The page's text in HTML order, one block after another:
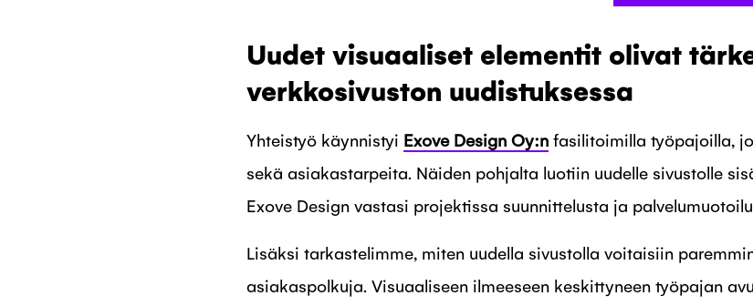
Uudet visuaaliset elementit olivat
verkkosivuston uudistuksessa
Yhteistyö käynnistyi Exove Design Oy:n fasilitoimilla työpajoilla,
sekä asiakastarpeita. Näiden pohjalta luotiin uudelle sivustolle
Exove Design vastasi projektissa suunnittelusta ja
Lisäksi tarkastelimme, miten uudella sivustolla voitaisiin
asiakaspolkuja. Visuaaliseen ilmeeseen keskittyneen työpajan